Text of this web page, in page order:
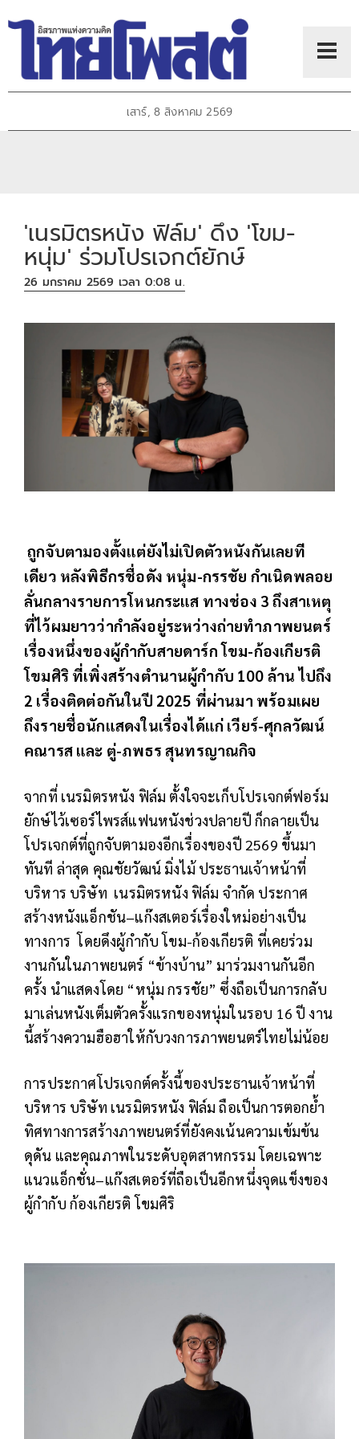
เสาร์, 8 สิงหาคม 2569
'เนรมิตรหนัง ฟิล์ม' ดึง 'โขม-
หนุ่ม' ร่วมโปรเจกต์ยักษ์
26 มกราคม 2569 เวลา 0:08 น.
ถูกจับตามองตั้งแต่ยังไม่เปิดตัวหนังกันเลยที
เดียว หลังพิธีกรชื่อดัง หนุ่ม-กรรชัย กำเนิดพลอย
ลั่นกลางรายการโหนกระแส ทางช่อง 3 ถึงสาเหตุ
ที่ไว้ผมยาวว่ากำลังอยู่ระหว่างถ่ายทำภาพยนตร์
เรื่องหนึ่งของผู้กำกับสายดาร์ก โขม-ก้องเกียรติ
โขมศิริ ที่เพิ่งสร้างตำนานผู้กำกับ 100 ล้าน ไปถึง
2 เรื่องติดต่อกันในปี 2025 ที่ผ่านมา พร้อมเผย
ถึงรายชื่อนักแสดงในเรื่องได้แก่ เวียร์-ศุกลวัฒน์
คณารส และ ตู่-ภพธร สุนทรญาณกิจ
จากที่ เนรมิตรหนัง ฟิล์ม ตั้งใจจะเก็บโปรเจกต์ฟอร์ม
ยักษ์ไว้เซอร์ไพรส์แฟนหนังช่วงปลายปี ก็กลายเป็น
โปรเจกต์ที่ถูกจับตามองอีกเรื่องของปี 2569 ขึ้นมา
ทันที ล่าสุด คุณชัยวัฒน์ มิ่งไม้ ประธานเจ้าหน้าที่
บริหาร บริษัท เนรมิตรหนัง ฟิล์ม จำกัด ประกาศ
สร้างหนังแอ็กชัน–แก๊งสเตอร์เรื่องใหม่อย่างเป็น
ทางการ โดยดึงผู้กำกับ โขม-ก้องเกียรติ ที่เคยร่วม
งานกันในภาพยนตร์ “ข้างบ้าน” มาร่วมงานกันอีก
ครั้ง นำแสดงโดย “หนุ่ม กรรชัย” ซึ่งถือเป็นการกลับ
มาเล่นหนังเต็มตัวครั้งแรกของหนุ่มในรอบ 16 ปี งาน
นี้สร้างความฮือฮาให้กับวงการภาพยนตร์ไทยไม่น้อย
การประกาศโปรเจกต์ครั้งนี้ของประธานเจ้าหน้าที่
บริหาร บริษัท เนรมิตรหนัง ฟิล์ม ถือเป็นการตอกย้ำ
ทิศทางการสร้างภาพยนตร์ที่ยังคงเน้นความเข้มข้น
ดุดัน และคุณภาพในระดับอุตสาหกรรม โดยเฉพาะ
แนวแอ็กชั่น–แก๊งสเตอร์ที่ถือเป็นอีกหนึ่งจุดแข็งของ
ผู้กำกับ ก้องเกียรติ โขมศิริ